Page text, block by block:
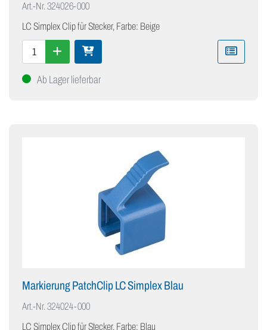
Art.-Nr.324026-000
LC Simplex Clip für Stecker, Farbe: Beige
Ab Lager lieferbar
Markierung PatchClip LC Simplex Blau
Art.-Nr.324024-000
LC Simplex Clip für Stecker, Farbe: Blau